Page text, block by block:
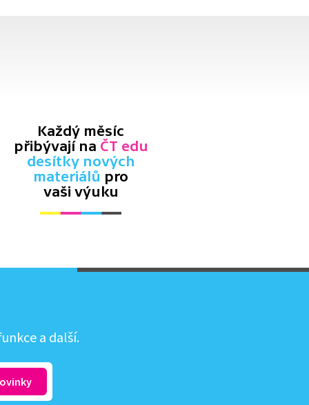
Každý měsíc
přibývají na ČT edu
desítky nových
materiálů pro
vaši výuku
a další.